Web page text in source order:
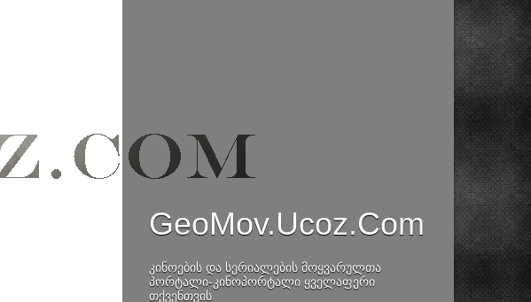
GeoMov.Ucoz.Com
კინოების და სერიალების მოყვარულთა
პორტალი-კინოპორტალი ყველაფერი
თქვენთვის